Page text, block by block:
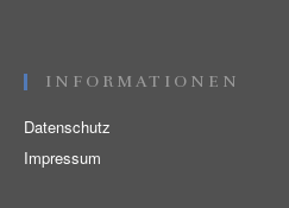
INFORMATIONEN
Datenschutz
Impressum